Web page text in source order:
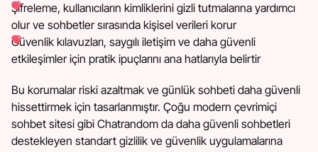
Şifreleme, kullanıcıların kimliklerini gizli tutmalarına yardımcı
olur ve sohbetler sırasında kişisel verileri korur
Güvenlik kılavuzları, saygılı iletişim ve daha güvenli
etkileşimler için pratik ipuçlarını ana hatlarıyla belirtir
Bu korumalar riski azaltmak ve günlük sohbeti daha güvenli
hissettirmek için tasarlanmıştır. Çoğu modern çevrimiçi
sohbet sitesi gibi Chatrandom da daha güvenli sohbetleri
destekleyen standart gizlilik ve güvenlik uygulamalarına